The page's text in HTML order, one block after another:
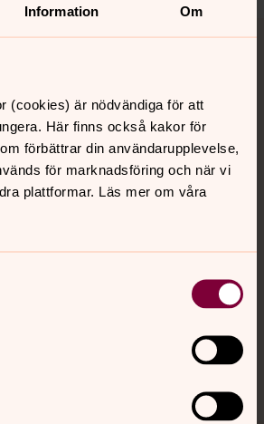
Information Om
(cookies) är nödvändiga för att
Här finns också kakor för
förbättrar din användarupplevelse,
för marknadsföring och när vi
plattformar. Läs mer om våra